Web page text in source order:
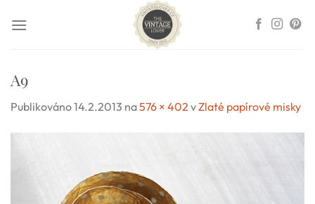
A9
Publikováno14.2.2013 na576 × 402 vZlaté papírové misky